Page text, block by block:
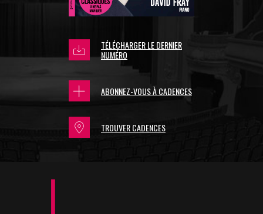
TÉLÉCHARGER LE DERNIER
NUMÉRO
ABONNEZ-VOUS À CADENCES
TROUVER CADENCES